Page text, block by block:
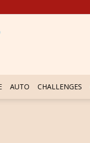
AUTO CHALLENGES